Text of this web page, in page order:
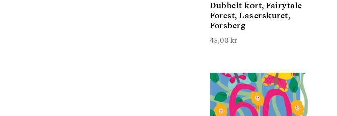
Dubbelt kort, Fairytale
Forest, Laserskuret,
Forsberg
45,00 kr